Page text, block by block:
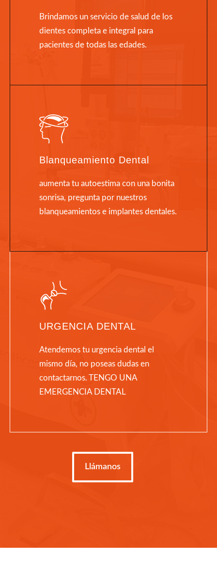
Brindamos un servicio de salud de los
dientes completa e integral para
pacientes de todas las edades.
Blanqueamiento Dental
aumenta tu autoestima con una bonita
sonrisa, pregunta por nuestros
blanqueamientos e implantes dentales.
URGENCIA DENTAL
Atendemos tu urgencia dental el
mismo día, no poseas dudas en
contactarnos. TENGO UNA
EMERGENCIA DENTAL
Llámanos